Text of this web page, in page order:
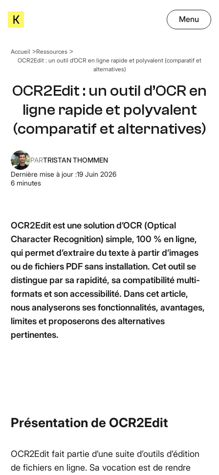
Menu
Accueil
Ressources
OCR2Edit : un outil d’OCR en ligne rapide et polyvalent (comparatif et
alternatives)
OCR2Edit : un outil d’OCR en
ligne rapide et polyvalent
(comparatif et alternatives)
PARTRISTAN THOMMEN
Dernière mise à jour :19 Juin 2026
6 minutes
OCR2Edit est une solution d’OCR (Optical
Character Recognition) simple, 100 % en ligne,
qui permet d’extraire du texte à partir d’images
ou de fichiers PDF sans installation. Cet outil se
distingue par sa rapidité, sa compatibilité multi-
formats et son accessibilité. Dans cet article,
nous analyserons ses fonctionnalités, avantages,
limites et proposerons des alternatives
pertinentes.
Présentation de OCR2Edit
OCR2Edit fait partie d’une suite d’outils d’édition
de fichiers en ligne. Sa vocation est de rendre